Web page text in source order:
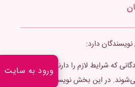
دارد:
که شرایط لازم را دارند و پس از
در این بخش نویسنده می‌تواند
ورود به سایت